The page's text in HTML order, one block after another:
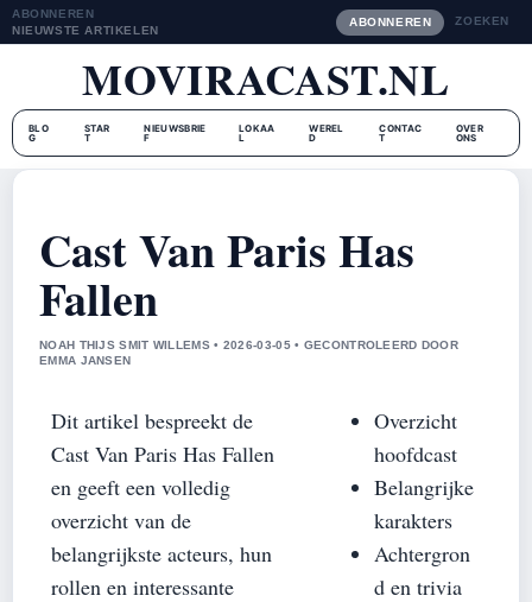
ABONNEREN
NIEUWSTE ARTIKELEN
ABONNEREN ZOEKEN
MOVIRACAST.NL
BLO
G
STAR
T
NIEUWSBRIE
F
LOKAA
L
WEREL
D
CONTAC
T
OVER
ONS
Cast Van Paris Has
Fallen
NOAH THIJS SMIT WILLEMS • 2026-03-05 • GECONTROLEERD DOOR
EMMA JANSEN
Dit artikel bespreekt de
Cast Van Paris Has Fallen
en geeft een volledig
overzicht van de
belangrijkste acteurs, hun
rollen en interessante
Overzicht
hoofdcast
Belangrijke
karakters
Achtergron
d en trivia